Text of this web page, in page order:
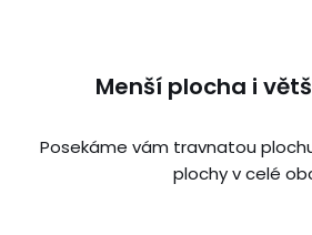
Menší plocha i
Posekáme vám travnatou
plochy v celé